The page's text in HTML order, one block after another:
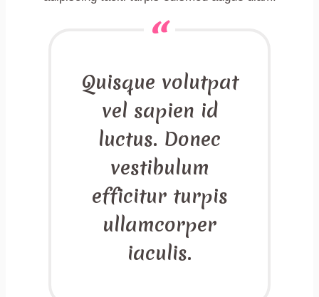
Quisque volutpat
vel sapien id
luctus. Donec
vestibulum
efficitur turpis
ullamcorper
iaculis.